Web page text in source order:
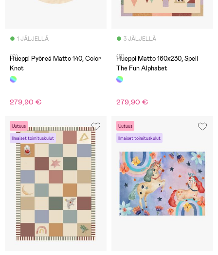
1 JÄLJELLÄ
(0)
Hueppi Pyöreä Matto 140, Color
Knot
279,90 €
3 JÄLJELLÄ
(0)
Hueppi Matto 160x230, Spell
The Fun Alphabet
279,90 €
Uutuus
Ilmaiset toimituskulut
Uutuus
Ilmaiset toimituskulut